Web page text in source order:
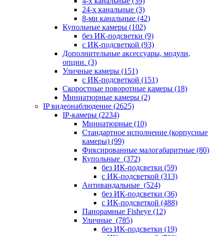
24-х канальные (3)
8-ми канальные (42)
Купольные камеры (102)
без ИК-подсветки (9)
с ИК-подсветкой (93)
Дополнительные аксессуары, модули,
опции. (3)
Уличные камеры (151)
с ИК-подсветкой (151)
Скоростные поворотные камеры (18)
Миниатюрные камеры (2)
IP видеонаблюдение (2625)
IP-камеры (2234)
Миниатюрные (10)
Стандартное исполнение (корпусные
камеры) (99)
Фиксированные малогабаритные (80)
Купольные (372)
без ИК-подсветки (59)
с ИК-подсветкой (313)
Антивандальные (524)
без ИК-подсветки (36)
с ИК-подсветкой (488)
Панорамные Fisheye (12)
Уличные (785)
без ИК-подсветки (19)